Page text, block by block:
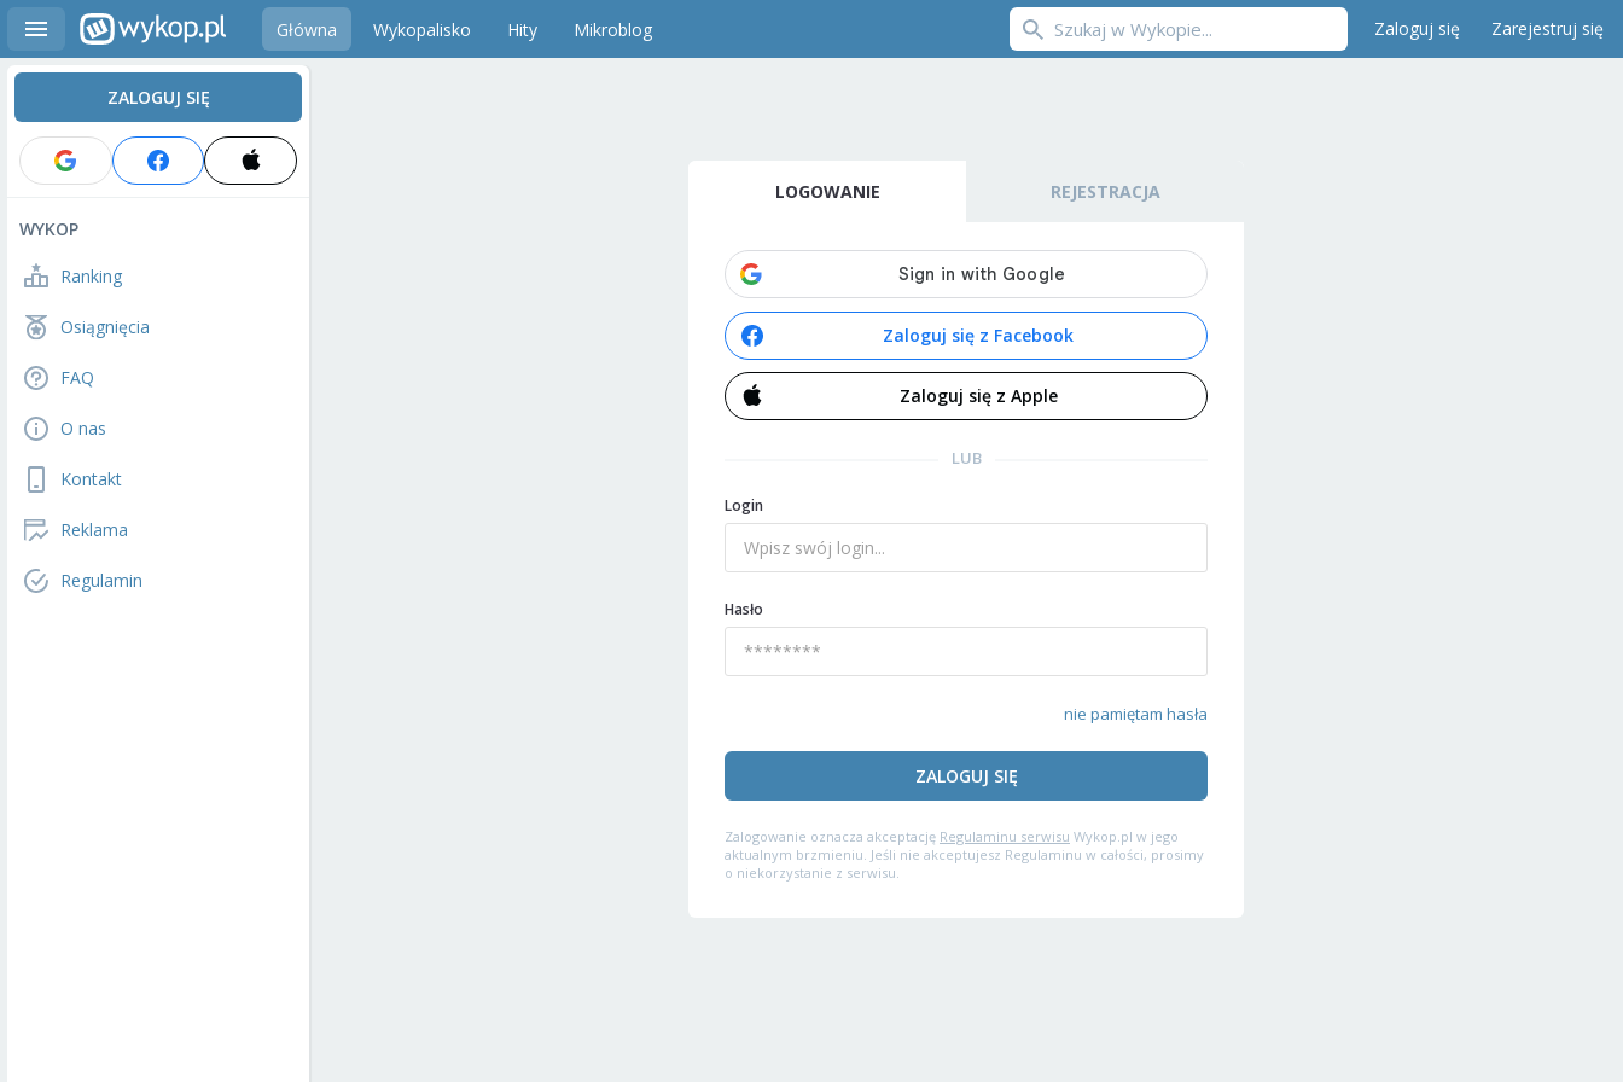
Główna Wykopalisko Hity Mikroblog Zaloguj się Zarejestruj się
ZALOGUJ SIĘ
WYKOP
Ranking
Osiągnięcia
FAQ
O nas
Kontakt
Reklama
Regulamin
LOGOWANIE REJESTRACJA
Zaloguj się z Facebook
Zaloguj się z Apple
LUB
Login
Hasło
nie pamiętam hasła
ZALOGUJ SIĘ
Zalogowanie oznacza akceptację Regulaminu serwisu Wykop.pl w jego
aktualnym brzmieniu. Jeśli nie akceptujesz Regulaminu w całości, prosimy
o niekorzystanie z serwisu.